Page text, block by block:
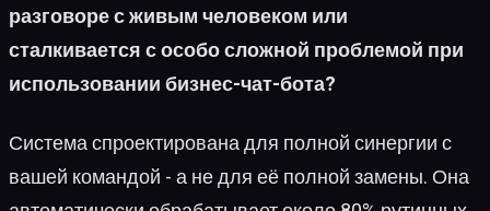
разговоре с живым человеком или
сталкивается с особо сложной проблемой при
использовании бизнес-чат-бота?
Система спроектирована для полной синергии с
вашей командой - а не для её полной замены. Она